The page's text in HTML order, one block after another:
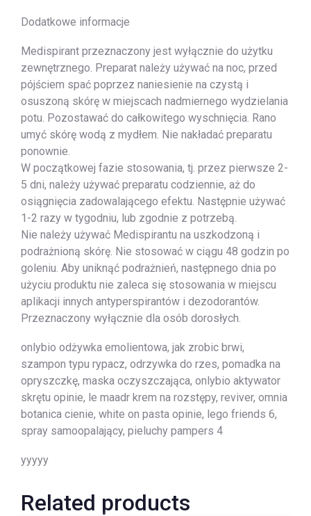
Dodatkowe informacje
Medispirant przeznaczony jest wyłącznie do użytku
zewnętrznego. Preparat należy używać na noc, przed
pójściem spać poprzez naniesienie na czystą i
osuszoną skórę w miejscach nadmiernego wydzielania
potu. Pozostawać do całkowitego wyschnięcia. Rano
umyć skórę wodą z mydłem. Nie nakładać preparatu
ponownie.
W początkowej fazie stosowania, tj. przez pierwsze 2-
5 dni, należy używać preparatu codziennie, aż do
osiągnięcia zadowalającego efektu. Następnie używać
1-2 razy w tygodniu, lub zgodnie z potrzebą.
Nie należy używać Medispirantu na uszkodzoną i
podrażnioną skórę. Nie stosować w ciągu 48 godzin po
goleniu. Aby uniknąć podrażnień, następnego dnia po
użyciu produktu nie zaleca się stosowania w miejscu
aplikacji innych antyperspirantów i dezodorantów.
Przeznaczony wyłącznie dla osób dorosłych.
onlybio odżywka emolientowa, jak zrobic brwi,
szampon typu rypacz, odrzywka do rzes, pomadka na
opryszczkę, maska oczyszczająca, onlybio aktywator
skrętu opinie, le maadr krem na rozstępy, reviver, omnia
botanica cienie, white on pasta opinie, lego friends 6,
spray samoopalający, pieluchy pampers 4
yyyyy
Related products